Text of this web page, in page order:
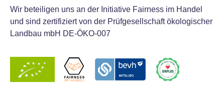
Wir beteiligen uns an der Initiative Fairness im Handel
und sind zertifiziert von der Prüfgesellschaft ökologischer
Landbau mbH DE-ÖKO-007